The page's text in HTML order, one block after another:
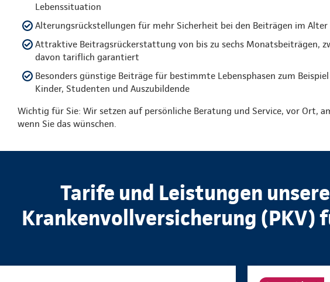
Lebenssituation
Alterungsrückstellungen für mehr Sicherheit bei den Beiträgen im Alter
Attraktive Beitragsrückerstattung von bis zu sechs Monatsbeiträgen,
davon tariflich garantiert
Besonders günstige Beiträge für bestimmte Lebensphasen zum
Kinder, Studenten und Auszubildende
Wichtig für Sie: Wir setzen auf persönliche Beratung und Service, vor Ort,
wenn Sie das wünschen.
Tarife und Leistungen
Krankenvollversicherung (PKV)